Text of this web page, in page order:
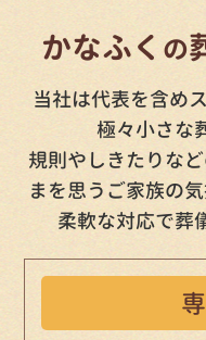
かなふく の
当社は代表を含め
極々小さな
規則やしきたりな
まを思うご家族の
柔軟な対応で葬